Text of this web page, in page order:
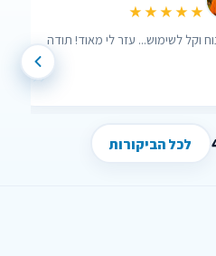
★★★★★
וקל לשימוש... עזר לי מאוד! תודה
”
לכל הביקורות